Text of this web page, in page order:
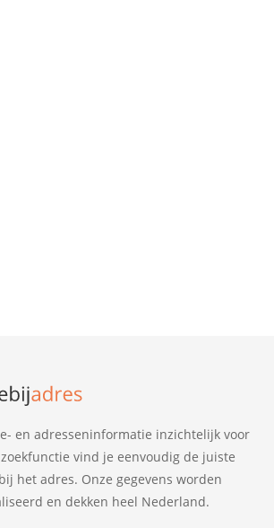
en adresseninformatie inzichtelijk voor
vind je eenvoudig de juiste
het adres. Onze gegevens worden
en dekken heel Nederland.